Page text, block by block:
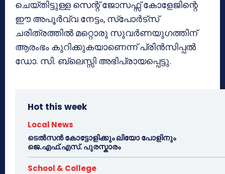
ചെയ്തിട്ടുള്ള സെന്റ് ജോസഫ്സ് കോളേജിന്റെ
ഈ അപൂർവ്വ നേട്ടം, സ്പോർട്സ്
ചരിത്രത്തിൽ മറ്റൊരു സുവർണയുഗത്തിന്
ആരംഭം കുറിക്കുകയാണെന്ന് പ്രിൻസിപ്പൽ
ഡോ. സി. ബ്ലെസ്സി അഭിപ്രായപ്പെട്ടു.
Hot this week
Local News
ടെൽസൻ കോട്ടോളിക്കും ലിയോ പോളിനും
ജെ.എഫ്.എസ്. പുരസ്കാരം
School & College